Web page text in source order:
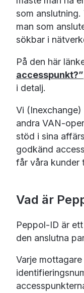
som
man som
sökbar i
På den här
accesspunkt?”
i detalj.
Vi
andra VAN-
stöd i sina
godkänd
får våra kunder
Vad är
Peppol-ID är
den anslutna
Varje